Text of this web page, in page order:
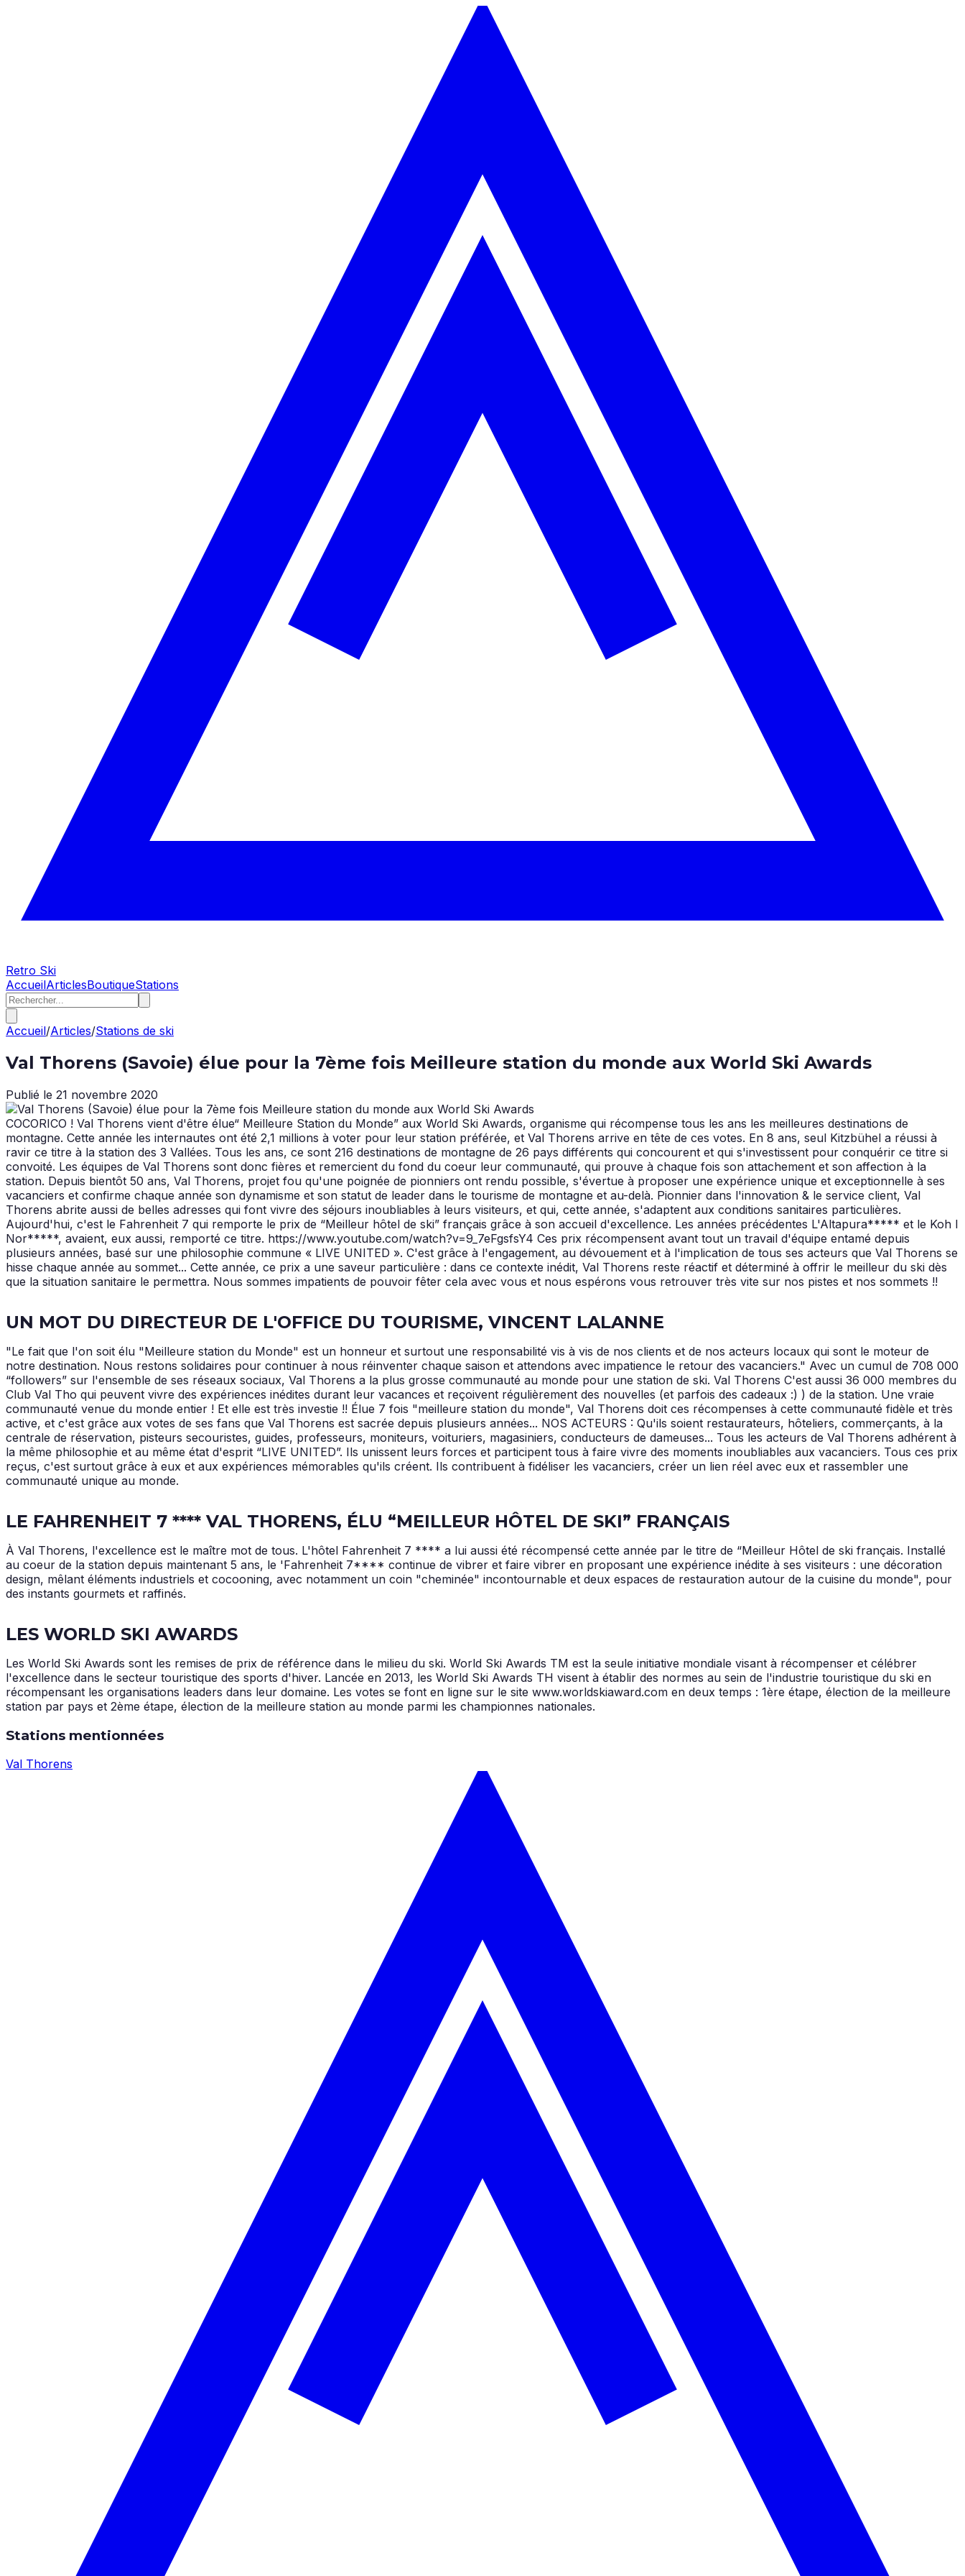
Retro Ski
AccueilArticlesBoutiqueStations
Accueil/Articles/Stations de ski
Val Thorens (Savoie) élue pour la 7ème fois Meilleure station du monde aux World Ski Awards
Publié le 21 novembre 2020
COCORICO ! Val Thorens vient d'être élue“ Meilleure Station du Monde” aux World Ski Awards, organisme qui récompense tous les ans les meilleures destinations de
montagne. Cette année les internautes ont été 2,1 millions à voter pour leur station préférée, et Val Thorens arrive en tête de ces votes. En 8 ans, seul Kitzbühel a réussi à
ravir ce titre à la station des 3 Vallées. Tous les ans, ce sont 216 destinations de montagne de 26 pays différents qui concourent et qui s'investissent pour conquérir ce titre si
convoité. Les équipes de Val Thorens sont donc fières et remercient du fond du coeur leur communauté, qui prouve à chaque fois son attachement et son affection à la
station. Depuis bientôt 50 ans, Val Thorens, projet fou qu'une poignée de pionniers ont rendu possible, s'évertue à proposer une expérience unique et exceptionnelle à ses
vacanciers et confirme chaque année son dynamisme et son statut de leader dans le tourisme de montagne et au-delà. Pionnier dans l'innovation & le service client, Val
Thorens abrite aussi de belles adresses qui font vivre des séjours inoubliables à leurs visiteurs, et qui, cette année, s'adaptent aux conditions sanitaires particulières.
Aujourd'hui, c'est le Fahrenheit 7 qui remporte le prix de “Meilleur hôtel de ski” français grâce à son accueil d'excellence. Les années précédentes L'Altapura***** et le Koh I
Nor*****, avaient, eux aussi, remporté ce titre. https://www.youtube.com/watch?v=9_7eFgsfsY4 Ces prix récompensent avant tout un travail d'équipe entamé depuis
plusieurs années, basé sur une philosophie commune « LIVE UNITED ». C'est grâce à l'engagement, au dévouement et à l'implication de tous ses acteurs que Val Thorens se
hisse chaque année au sommet... Cette année, ce prix a une saveur particulière : dans ce contexte inédit, Val Thorens reste réactif et déterminé à offrir le meilleur du ski dès
que la situation sanitaire le permettra. Nous sommes impatients de pouvoir fêter cela avec vous et nous espérons vous retrouver très vite sur nos pistes et nos sommets !!
UN MOT DU DIRECTEUR DE L'OFFICE DU TOURISME, VINCENT LALANNE
"Le fait que l'on soit élu "Meilleure station du Monde" est un honneur et surtout une responsabilité vis à vis de nos clients et de nos acteurs locaux qui sont le moteur de
notre destination. Nous restons solidaires pour continuer à nous réinventer chaque saison et attendons avec impatience le retour des vacanciers." Avec un cumul de 708 000
“followers” sur l'ensemble de ses réseaux sociaux, Val Thorens a la plus grosse communauté au monde pour une station de ski. Val Thorens C'est aussi 36 000 membres du
Club Val Tho qui peuvent vivre des expériences inédites durant leur vacances et reçoivent régulièrement des nouvelles (et parfois des cadeaux :) ) de la station. Une vraie
communauté venue du monde entier ! Et elle est très investie !! Élue 7 fois "meilleure station du monde", Val Thorens doit ces récompenses à cette communauté fidèle et très
active, et c'est grâce aux votes de ses fans que Val Thorens est sacrée depuis plusieurs années... NOS ACTEURS : Qu'ils soient restaurateurs, hôteliers, commerçants, à la
centrale de réservation, pisteurs secouristes, guides, professeurs, moniteurs, voituriers, magasiniers, conducteurs de dameuses... Tous les acteurs de Val Thorens adhérent à
la même philosophie et au même état d'esprit “LIVE UNITED”. Ils unissent leurs forces et participent tous à faire vivre des moments inoubliables aux vacanciers. Tous ces prix
reçus, c'est surtout grâce à eux et aux expériences mémorables qu'ils créent. Ils contribuent à fidéliser les vacanciers, créer un lien réel avec eux et rassembler une
communauté unique au monde.
LE FAHRENHEIT 7 **** VAL THORENS, ÉLU “MEILLEUR HÔTEL DE SKI” FRANÇAIS
À Val Thorens, l'excellence est le maître mot de tous. L'hôtel Fahrenheit 7 **** a lui aussi été récompensé cette année par le titre de “Meilleur Hôtel de ski français. Installé
au coeur de la station depuis maintenant 5 ans, le 'Fahrenheit 7**** continue de vibrer et faire vibrer en proposant une expérience inédite à ses visiteurs : une décoration
design, mêlant éléments industriels et cocooning, avec notamment un coin "cheminée" incontournable et deux espaces de restauration autour de la cuisine du monde", pour
des instants gourmets et raffinés.
LES WORLD SKI AWARDS
Les World Ski Awards sont les remises de prix de référence dans le milieu du ski. World Ski Awards TM est la seule initiative mondiale visant à récompenser et célébrer
l'excellence dans le secteur touristique des sports d'hiver. Lancée en 2013, les World Ski Awards TH visent à établir des normes au sein de l'industrie touristique du ski en
récompensant les organisations leaders dans leur domaine. Les votes se font en ligne sur le site www.worldskiaward.com en deux temps : 1ère étape, élection de la meilleure
station par pays et 2ème étape, élection de la meilleure station au monde parmi les championnes nationales.
Stations mentionnées
Val Thorens